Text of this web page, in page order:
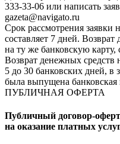
333-33-06 или написать
gazeta@navigato.ru
Срок рассмотрения заявки
составляет 7 дней.
на ту же банковскую карту,
Возврат денежных средств
5 до 30 банковских дней, в
была выпущена банковская
ПУБЛИЧНАЯ ОФЕРТА
Публичный договор-
на оказание платных